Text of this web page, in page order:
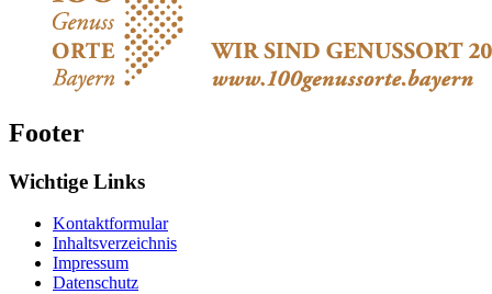
Footer
Wichtige Links
Kontaktformular
Inhaltsverzeichnis
Impressum
Datenschutz